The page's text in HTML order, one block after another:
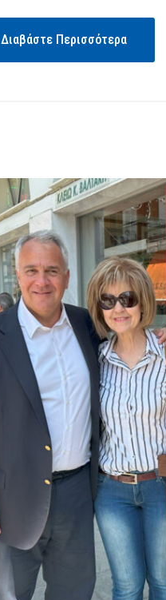
Διαβάστε Περισσότερα